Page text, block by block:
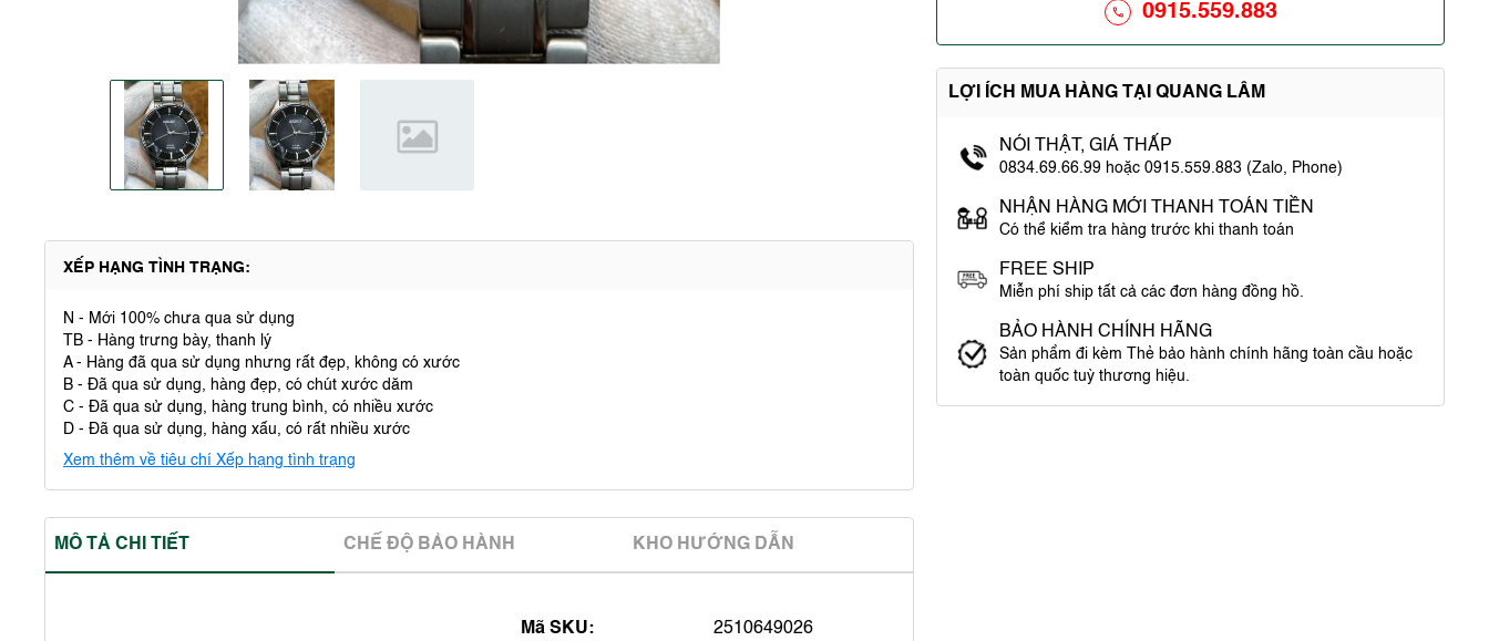
XẾP HẠNG TÌNH TRẠNG:
N - Mới 100% chưa qua sử dụng
TB - Hàng trưng bày, thanh lý
A - Hàng đã qua sử dụng nhưng rất đẹp, không có xước
B - Đã qua sử dụng, hàng đẹp, có chút xước dăm
C - Đã qua sử dụng, hàng trung bình, có nhiều xước
D - Đã qua sử dụng, hàng xấu, có rất nhiều xước
Xem thêm về tiêu chí Xếp hạng tình trạng
MÔ TẢ CHI TIẾT CHẾ ĐỘ BẢO HÀNH KHO HƯỚNG DẪN
Mã SKU:
2510649026
0915.559.883
LỢI ÍCH MUA HÀNG TẠI QUANG LÂM
NÓI THẬT, GIÁ THẤP
0834.69.66.99 hoặc 0915.559.883 (Zalo, Phone)
NHẬN HÀNG MỚI THANH TOÁN TIỀN
Có thể kiểm tra hàng trước khi thanh toán
FREE SHIP
Miễn phí ship tất cả các đơn hàng đồng hồ.
BẢO HÀNH CHÍNH HÃNG
Sản phẩm đi kèm Thẻ bảo hành chính hãng toàn cầu hoặc
toàn quốc tuỳ thương hiệu.